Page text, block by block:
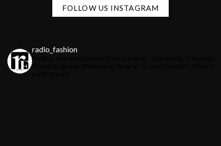
FOLLOW US INSTAGRAM
radio_fashion